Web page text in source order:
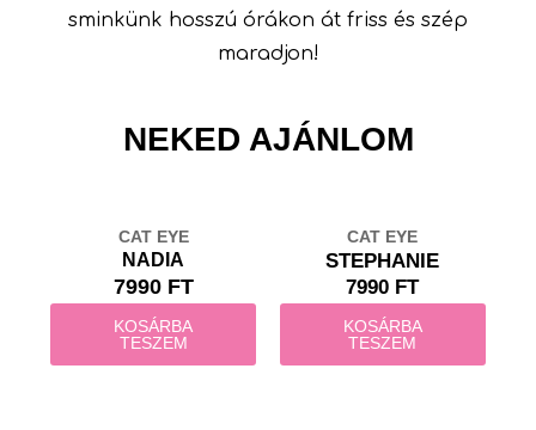
sminkünk hosszú órákon át friss és szép
maradjon!
NEKED AJÁNLOM
CAT EYE
NADIA
7990 FT
KOSÁRBA
TESZEM
CAT EYE
STEPHANIE
7990 FT
KOSÁRBA
TESZEM